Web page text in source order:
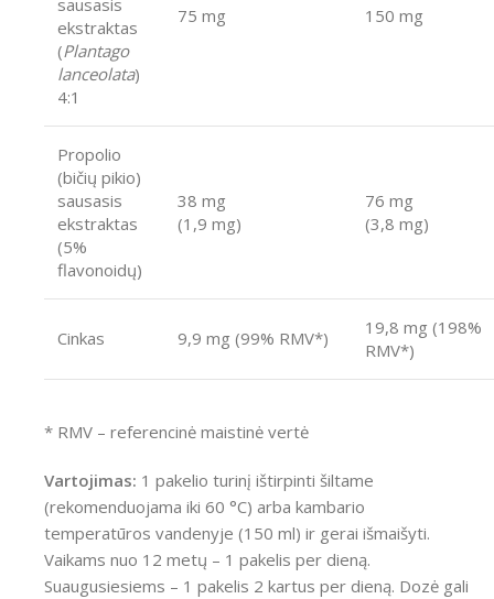
ekstraktas
(Plantago
lanceolata)
4:1
75 mg 150 mg
Propolio
(bičių pikio)
sausasis
ekstraktas
(5%
flavonoidų)
38 mg
(1,9 mg)
76 mg
(3,8 mg)
Cinkas 9,9 mg (99% RMV*)
19,8 mg (198%
RMV*)
* RMV – referencinė maistinė vertė
Vartojimas: 1 pakelio turinį ištirpinti šiltame
(rekomenduojama iki 60 °C) arba kambario
temperatūros vandenyje (150 ml) ir gerai išmaišyti.
Vaikams nuo 12 metų – 1 pakelis per dieną.
Suaugusiesiems – 1 pakelis 2 kartus per dieną. Dozė gali